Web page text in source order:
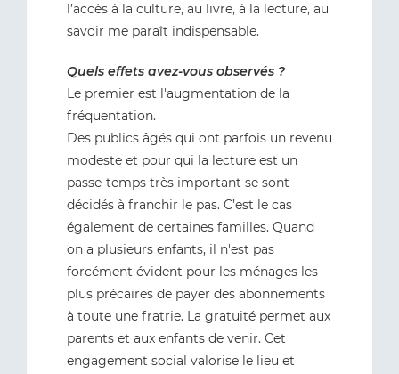
l’accès à la culture, au livre, à la lecture, au
savoir me paraît indispensable.
Quels effets avez-vous observés ?
Le premier est l'augmentation de la
fréquentation.
Des publics âgés qui ont parfois un revenu
modeste et pour qui la lecture est un
passe-temps très important se sont
décidés à franchir le pas. C’est le cas
également de certaines familles. Quand
on a plusieurs enfants, il n'est pas
forcément évident pour les ménages les
plus précaires de payer des abonnements
à toute une fratrie. La gratuité permet aux
parents et aux enfants de venir. Cet
engagement social valorise le lieu et